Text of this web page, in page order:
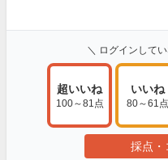
＼ ログインして
超いいね
100～81点
いいね
80～61点
採点・